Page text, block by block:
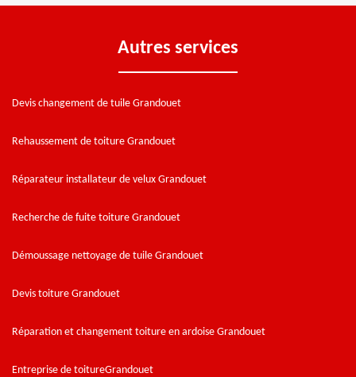
Autres services
Devis changement de tuile Grandouet
Rehaussement de toiture Grandouet
Réparateur installateur de velux Grandouet
Recherche de fuite toiture Grandouet
Démoussage nettoyage de tuile Grandouet
Devis toiture Grandouet
Réparation et changement toiture en ardoise Grandouet
Entreprise de toitureGrandouet